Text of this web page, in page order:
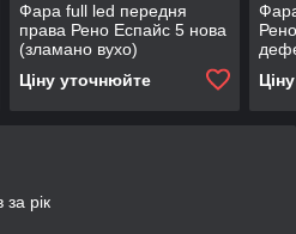
Фара full led передня
права Рено Еспайс 5 нова
(зламано вухо)
Ціну уточнюйте
за рік